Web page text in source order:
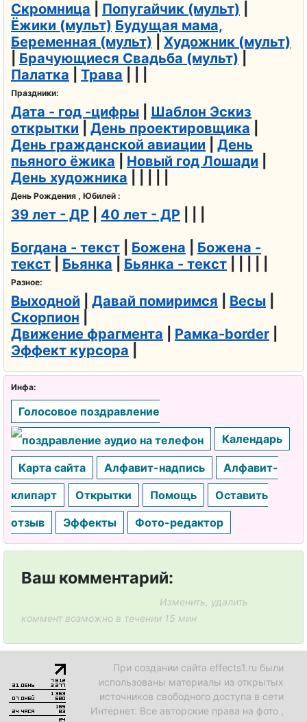
Скромница Попугайчик (мульт)
Ёжики (мульт) Будущая мама,
Беременная (мульт)
Художник (мульт)
Брачующиеся Свадьба (мульт)
Палатка
Трава
Праздники:
Дата - год -цифры
Шаблон Эскиз
открытки
День проектировщика
День гражданской авиации
День
пьяного ёжика
Новый год Лошади
День художника
День Рождения , Юбилей :
39 лет - ДР 40 лет - ДР
Богдана - текст
Божена
Божена -
текст
Бьянка Бьянка - текст
Разное:
Выходной Давай помиримся Весы
Скорпион
Движение фрагмента
Рамка-border
Эффект курсора
Инфа:
Голосовое поздравление
Календарь
Карта сайта Алфавит-надпись
Алфавит-
клипарт
Открытки Помощь
Оставить
отзыв
Эффекты Фото-редактор
Ваш комментарий:
Изменить, удалить
коммент возможно в течении 15 мин
При создании сайта effects1.ru были
использованы материалы из открытых
источников свободного доступа в сети
Интернет. Все авторские права на фото ,